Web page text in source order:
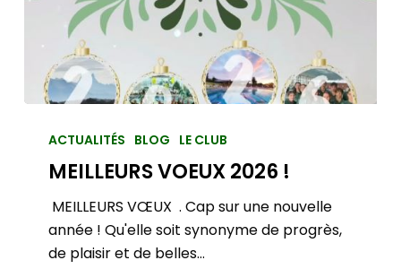
Aucun produit dans le panier
ACTUALITÉS BLOG LE CLUB
MEILLEURS VOEUX 2026 !
️ MEILLEURS VŒUX ️ . Cap sur une nouvelle
année ! Qu'elle soit synonyme de progrès,
de plaisir et de belles…